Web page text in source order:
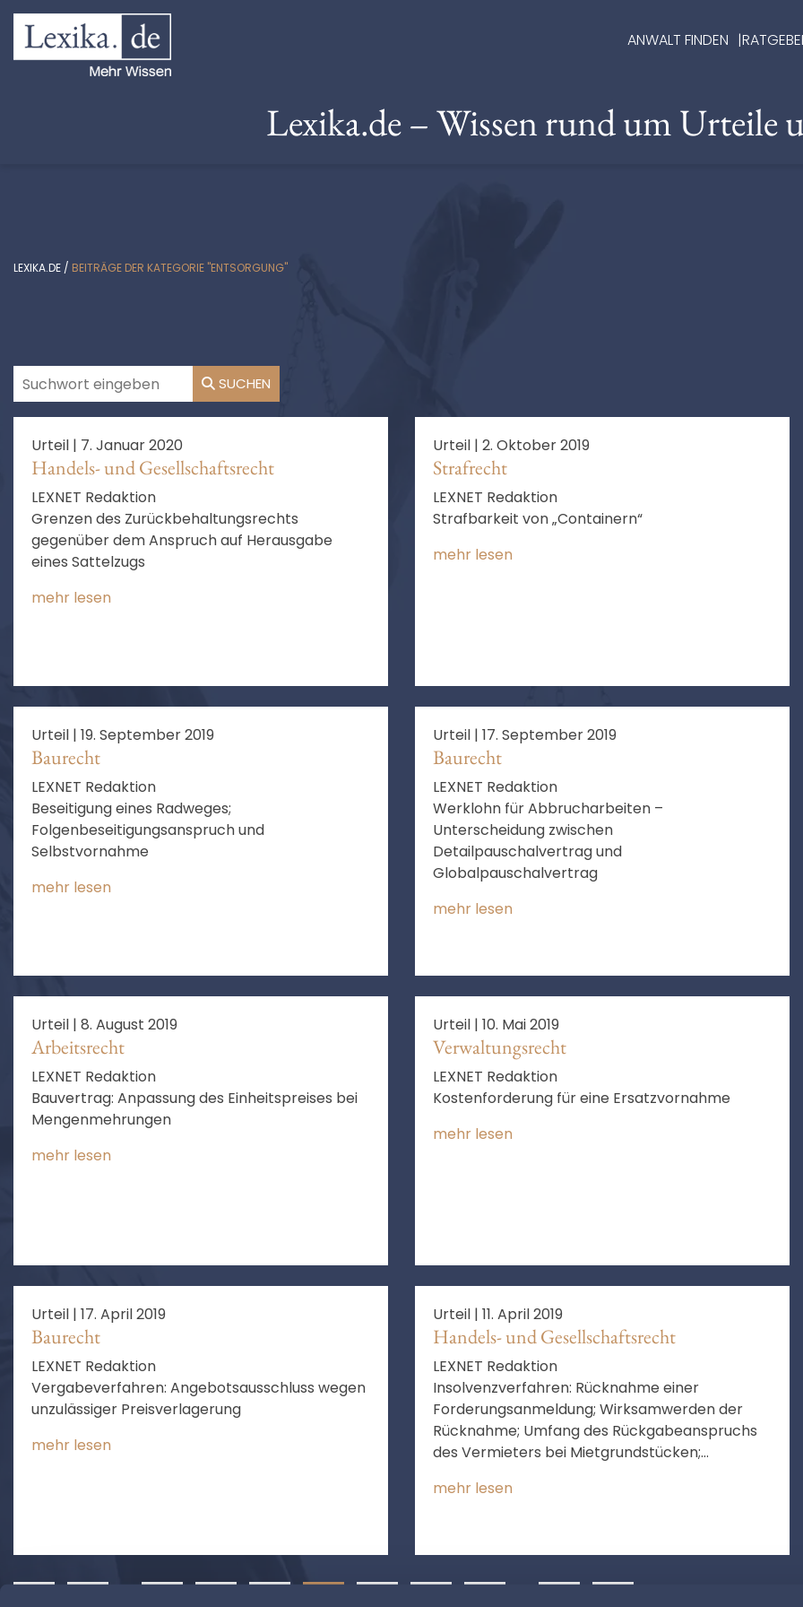
ANWALT FINDEN
Lexika.de – Wissen rund um Urteile
LEXIKA.DE / BEITRÄGE DER KATEGORIE "ENTSORGUNG"
SUCHEN
Urteil | 7. Januar 2020
Handels- und Gesellschaftsrecht
LEXNET Redaktion
Grenzen des Zurückbehaltungsrechts
gegenüber dem Anspruch auf Herausgabe
eines Sattelzugs
mehr lesen
Urteil | 2. Oktober 2019
Strafrecht
LEXNET Redaktion
Strafbarkeit von „Containern“
mehr lesen
Urteil | 19. September 2019
Baurecht
LEXNET Redaktion
Beseitigung eines Radweges;
Folgenbeseitigungsanspruch und
Selbstvornahme
mehr lesen
Urteil | 17. September 2019
Baurecht
LEXNET Redaktion
Werklohn für Abbrucharbeiten –
Unterscheidung zwischen
Detailpauschalvertrag und
Globalpauschalvertrag
mehr lesen
Urteil | 8. August 2019
Arbeitsrecht
LEXNET Redaktion
Bauvertrag: Anpassung des Einheitspreises bei
Mengenmehrungen
mehr lesen
Urteil | 10. Mai 2019
Verwaltungsrecht
LEXNET Redaktion
Kostenforderung für eine Ersatzvornahme
mehr lesen
Urteil | 17. April 2019
Baurecht
LEXNET Redaktion
Vergabeverfahren: Angebotsausschluss wegen
unzulässiger Preisverlagerung
mehr lesen
Urteil | 11. April 2019
Handels- und Gesellschaftsrecht
LEXNET Redaktion
Insolvenzverfahren: Rücknahme einer
Forderungsanmeldung; Wirksamwerden der
Rücknahme; Umfang des Rückgabeanspruchs
des Vermieters bei Mietgrundstücken;
Insolvenzforderung im Hinblick auf die
mehr lesen